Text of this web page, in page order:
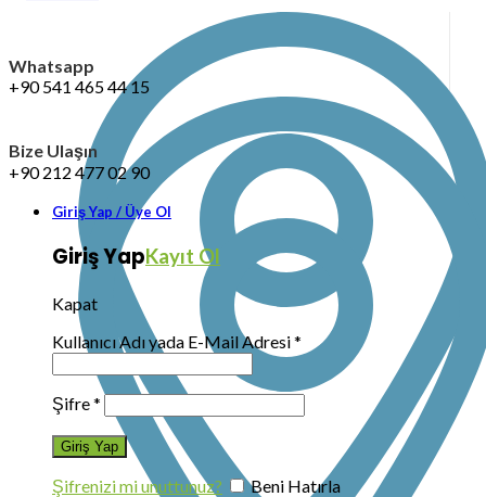
Whatsapp
+90 541 465 44 15
Bize Ulaşın
+90 212 477 02 90
Giriş Yap / Üye Ol
Giriş YapKayıt Ol
Kapat
Kullanıcı Adı yada E-Mail Adresi*
Şifre*
Şifrenizi mi unuttunuz?
Beni Hatırla